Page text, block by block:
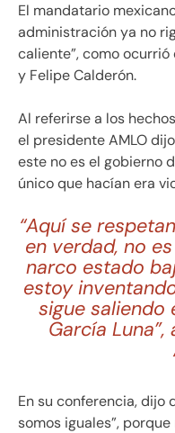
El mandatario
administración ya no
caliente”, como
y Felipe Calderón.
Al referirse a los
el presidente AMLO
este no es el gobierno
único que hacían era
“Aquí se
en verdad, no
narco estado
estoy
sigue saliendo
García
En su conferencia, dijo
somos iguales”,